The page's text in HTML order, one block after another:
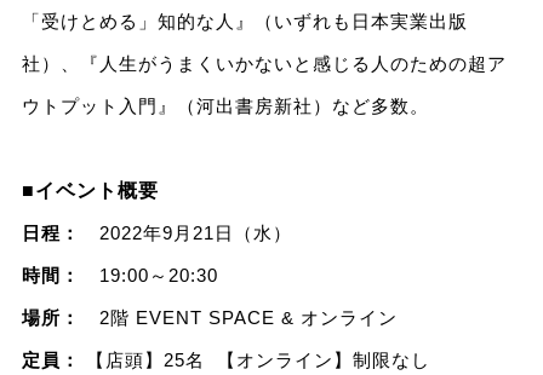
「受けとめる」知的な人』（いずれも日本実業出版
社）、『人生がうまくいかないと感じる人のための超ア
ウトプット入門』（河出書房新社）など多数。
■イベント概要
日程： 2022年9月21日（水）
時間： 19:00～20:30
場所： 2階 EVENT SPACE & オンライン
定員： 【店頭】25名 【オンライン】制限なし